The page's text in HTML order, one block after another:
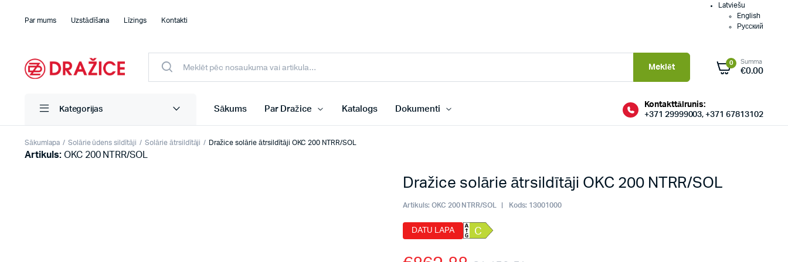
Par mums Uzstādīšana Līzings Kontakti
Latviešu
English
Русский
Meklēt 0 Summa
€0.00
Kategorijas Sākums Par Dražice Katalogs Dokumenti
Kontakttālrunis:
+371 29999003, +371 67813102
Sākumlapa Solārie ūdens sildītāji Solārie ātrsildītāji Dražice solārie ātrsildītāji OKC 200 NTRR/SOL
Artikuls:OKC 200 NTRR/SOL
Dražice solārie ātrsildītāji OKC 200 NTRR/SOL
Artikuls: OKC 200 NTRR/SOL Kods: 13001000
DATU LAPA C